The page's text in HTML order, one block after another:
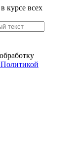
курсе всех